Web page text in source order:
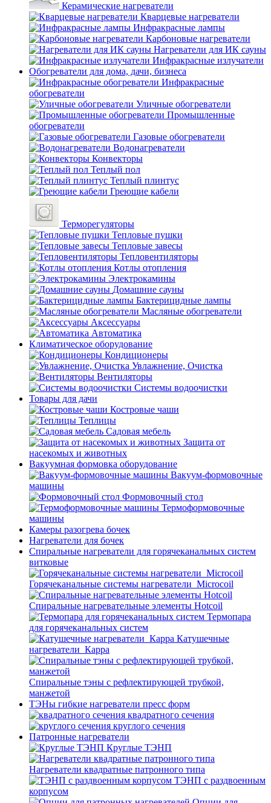
Керамические нагреватели
Кварцевые нагреватели
Инфракрасные лампы
Карбоновые нагреватели
Нагреватели для ИК сауны
Инфракрасные излучатели
Обогреватели для дома, дачи, бизнеса
Инфракрасные
обогреватели
Уличные обогреватели
Промышленные
обогреватели
Газовые обогреватели
Водонагреватели
Конвекторы
Теплый пол
Теплый плинтус
Греющие кабели
Терморегуляторы
Тепловые пушки
Тепловые завесы
Тепловентиляторы
Котлы отопления
Электрокамины
Домашние сауны
Бактерицидные лампы
Масляные обогреватели
Аксессуары
Автоматика
Климатическое оборудование
Кондиционеры
Увлажнение, Очистка
Вентиляторы
Системы водоочистки
Товары для дачи
Костровые чаши
Теплицы
Садовая мебель
Защита от
насекомых и животных
Вакуумная формовка оборудование
Вакуум-формовочные
машины
Формовочный стол
Термоформовочные
машины
Камеры разогрева бочек
Нагреватели для бочек
Спиральные нагреватели для горячеканальных систем
витковые
Горячеканальные системы нагреватели_Microcoil
Спиральные нагревательные элементы Hotcoil
Термопара
для горячеканальных систем
Катушечные
нагреватели_Карра
Спиральные тэны с рефлектирующей трубкой,
манжетой
ТЭНы гибкие нагреватели пресс форм
квадратного сечения
круглого сечения
Патронные нагреватели
Круглые ТЭНП
Нагреватели квадратные патронного типа
ТЭНП с раздвоенным
корпусом